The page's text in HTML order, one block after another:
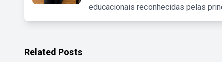
educacionais reconhecidas pelas
Related Posts